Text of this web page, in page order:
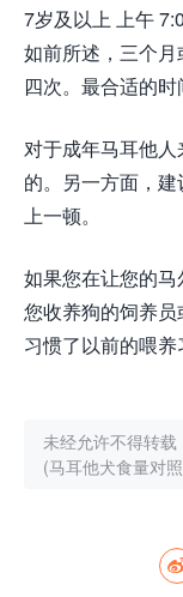
7岁及以上 上午
如前所述，三个
四次。最合适的时
对于成年马耳他
的。另一方面，
上一顿。
如果您在让您的
您收养狗的饲养
习惯了以前的喂养
未经允许不得转载
(马耳他犬食量对